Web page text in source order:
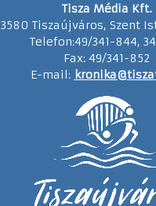
Tisza Média Kft.
3580 Tiszaújváros, Szent
Telefon:49/341-844,
Fax: 49/341-852
E-mail: